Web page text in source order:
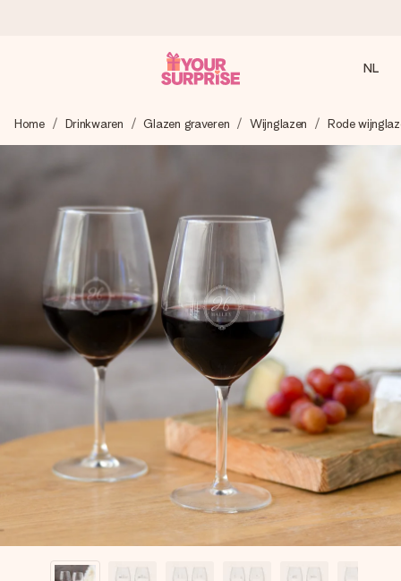
We maken jouw cadeau met zorg en zorgen dat het
razendsnel onderweg is - zodat jij kunt geven op precies
het juiste moment, wanneer het het meeste betekent.
4,8 (gebaseerd op +8.000 reviews)
Onze cadeaus worden gewaardeerd. Klanten beoordelen
ons met een 4,7 op Google Reviews
Gratis wenskaartje
Je maakt in een paar stappen iets unieks – met haar naam,
jullie foto of een boodschap die raakt. Zonder gedoe, maar
met alle aandacht voor het moment.
NL
Home Drinkwaren Glazen graveren Wijnglazen Rode